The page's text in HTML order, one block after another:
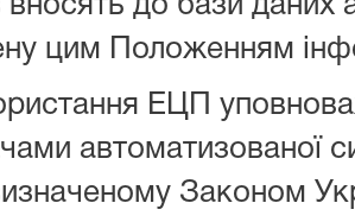
вносять до бази даних
цим Положенням
ЕЦП
автоматизованої
Законом